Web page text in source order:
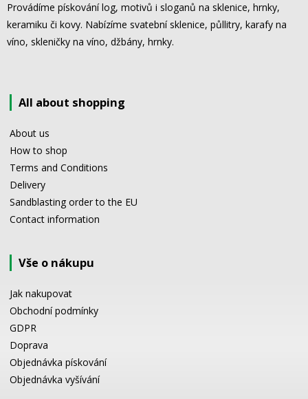
Provádíme pískování log, motivů i sloganů na sklenice, hrnky,
keramiku či kovy. Nabízíme svatební sklenice, půllitry, karafy na
víno, skleničky na víno, džbány, hrnky.
All about shopping
About us
How to shop
Terms and Conditions
Delivery
Sandblasting order to the EU
Contact information
Vše o nákupu
Jak nakupovat
Obchodní podmínky
GDPR
Doprava
Objednávka pískování
Objednávka vyšívání